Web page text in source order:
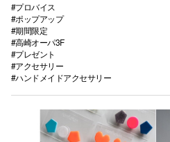
#プロバイス
#ポップアップ
#期間限定
#高崎オーパ3F
#プレゼント
#アクセサリー
#ハンドメイドアクセサリー